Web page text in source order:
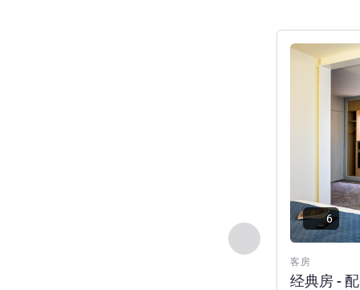
上一个 - 客房
客房
经典房 -
请参阅详情
6